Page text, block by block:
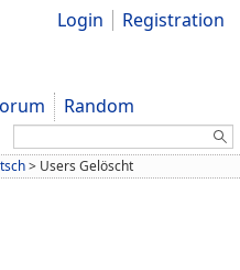
Login Registration
Random
Search:
> Users Gelöscht